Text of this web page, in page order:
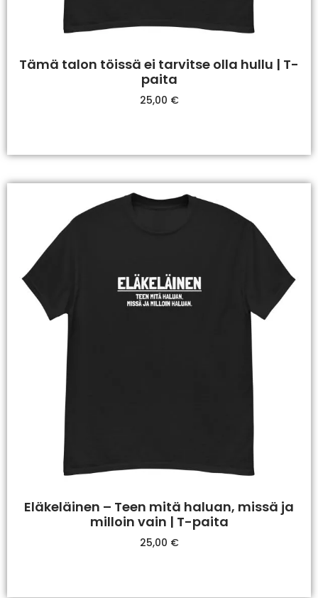
Tämä talon töissä ei tarvitse olla hullu | T-
paita
25,00 €
Eläkeläinen – Teen mitä haluan, missä ja
milloin vain | T-paita
25,00 €